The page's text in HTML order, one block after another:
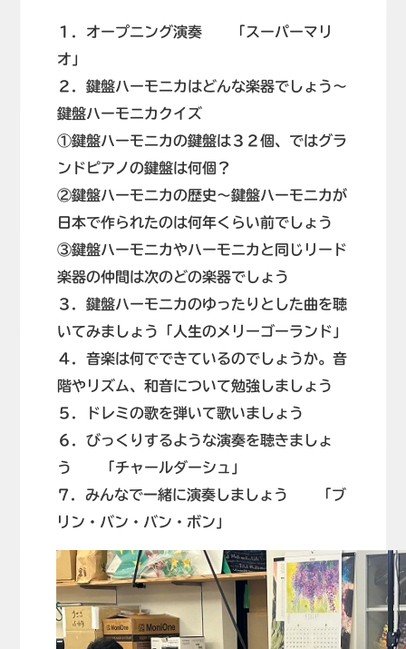
１．オープニング演奏 「スーパーマリ
オ」
２．鍵盤ハーモニカはどんな楽器でしょう～
鍵盤ハーモニカクイズ
①鍵盤ハーモニカの鍵盤は３２個、ではグラ
ンドピアノの鍵盤は何個？
②鍵盤ハーモニカの歴史～鍵盤ハーモニカが
日本で作られたのは何年くらい前でしょう
③鍵盤ハーモニカやハーモニカと同じリード
楽器の仲間は次のどの楽器でしょう
３．鍵盤ハーモニカのゆったりとした曲を聴
いてみましょう「人生のメリーゴーランド」
４．音楽は何でできているのでしょうか。音
階やリズム、和音について勉強しましょう
５．ドレミの歌を弾いて歌いましょう
６．びっくりするような演奏を聴きましょ
う 「チャールダーシュ」
７．みんなで一緒に演奏しましょう 「ブ
リン・バン・バン・ボン」